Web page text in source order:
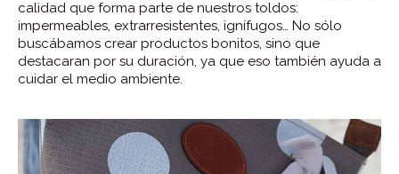
calidad que forma parte de nuestros toldos:
impermeables, extrarresistentes, ignífugos… No sólo
buscábamos crear productos bonitos, sino que
destacaran por su duración, ya que eso también ayuda a
cuidar el medio ambiente.